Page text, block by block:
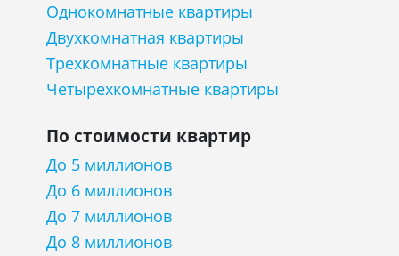
Однокомнатные квартиры
Двухкомнатная квартиры
Трехкомнатные квартиры
Четырехкомнатные квартиры
По стоимости квартир
До 5 миллионов
До 6 миллионов
До 7 миллионов
До 8 миллионов